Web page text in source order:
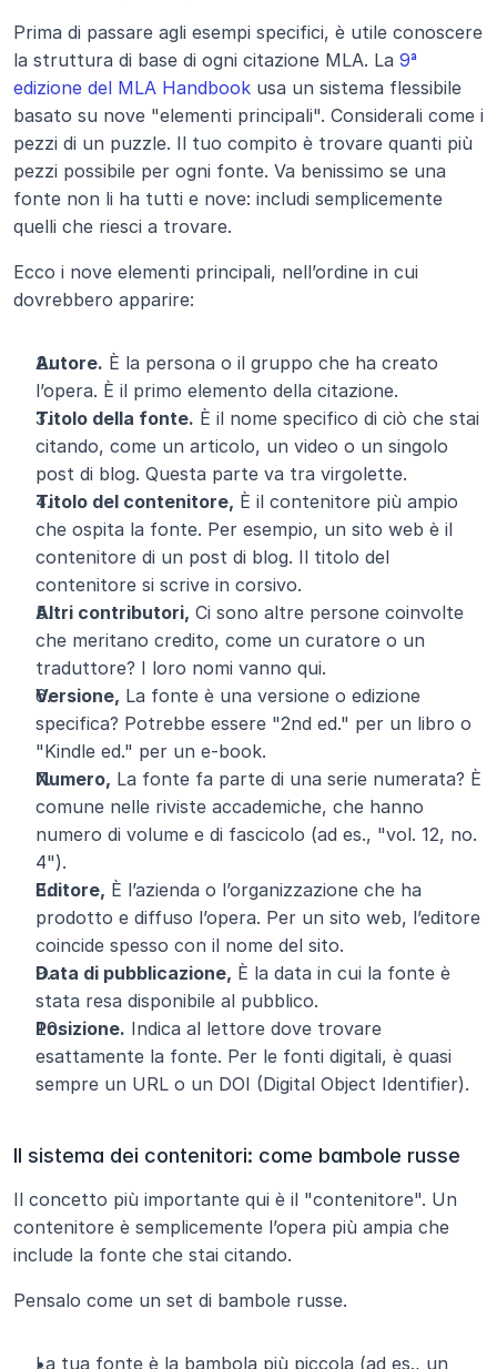
Prima di passare agli esempi specifici, è utile conoscere
la struttura di base di ogni citazione MLA. La 9ª
edizione del MLA Handbook usa un sistema flessibile
basato su nove "elementi principali". Considerali come i
pezzi di un puzzle. Il tuo compito è trovare quanti più
pezzi possibile per ogni fonte. Va benissimo se una
fonte non li ha tutti e nove: includi semplicemente
quelli che riesci a trovare.
Ecco i nove elementi principali, nell’ordine in cui
dovrebbero apparire:
Autore. È la persona o il gruppo che ha creato
l’opera. È il primo elemento della citazione.
Titolo della fonte. È il nome specifico di ciò che stai
citando, come un articolo, un video o un singolo
post di blog. Questa parte va tra virgolette.
Titolo del contenitore, È il contenitore più ampio
che ospita la fonte. Per esempio, un sito web è il
contenitore di un post di blog. Il titolo del
contenitore si scrive in corsivo.
Altri contributori, Ci sono altre persone coinvolte
che meritano credito, come un curatore o un
traduttore? I loro nomi vanno qui.
Versione, La fonte è una versione o edizione
specifica? Potrebbe essere "2nd ed." per un libro o
"Kindle ed." per un e-book.
Numero, La fonte fa parte di una serie numerata? È
comune nelle riviste accademiche, che hanno
numero di volume e di fascicolo (ad es., "vol. 12, no.
4").
Editore, È l’azienda o l’organizzazione che ha
prodotto e diffuso l’opera. Per un sito web, l’editore
coincide spesso con il nome del sito.
Data di pubblicazione, È la data in cui la fonte è
stata resa disponibile al pubblico.
Posizione. Indica al lettore dove trovare
esattamente la fonte. Per le fonti digitali, è quasi
sempre un URL o un DOI (Digital Object Identifier).
Il sistema dei contenitori: come bambole russe
Il concetto più importante qui è il "contenitore". Un
contenitore è semplicemente l’opera più ampia che
include la fonte che stai citando.
Pensalo come un set di bambole russe.
La tua fonte è la bambola più piccola (ad es., un